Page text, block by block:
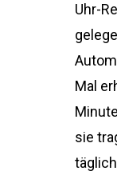
Uhr-
Mal
sie